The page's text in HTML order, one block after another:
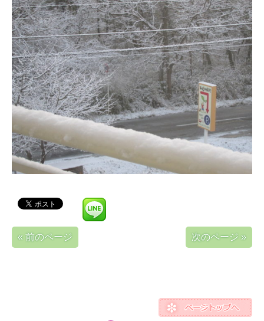
« 前のページ 次のページ »